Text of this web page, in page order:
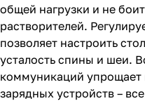
общей нагрузки и не
растворителей.
позволяет настроить
усталость спины и шеи.
коммуникаций упрощает
зарядных устройств –